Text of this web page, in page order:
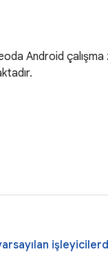
Android çalışma